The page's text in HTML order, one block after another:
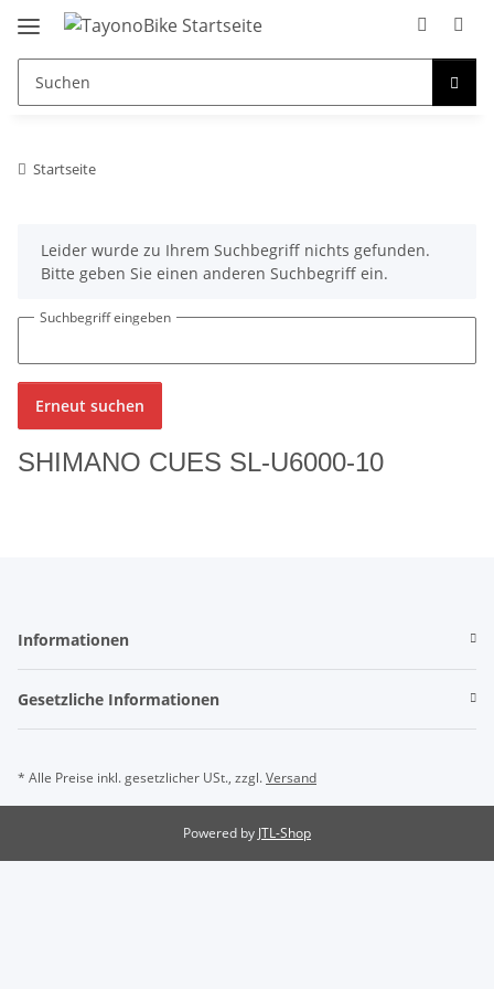
Startseite
xLeider wurde zu Ihrem Suchbegriff nichts gefunden.
Bitte geben Sie einen anderen Suchbegriff ein.
Suchbegriff eingeben
Erneut suchen
SHIMANO CUES SL-U6000-10
Informationen
Gesetzliche Informationen
* Alle Preise inkl. gesetzlicher USt., zzgl.Versand
Powered by JTL-Shop